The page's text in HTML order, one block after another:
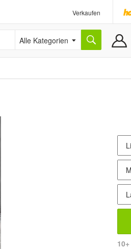
Verkaufen
Alle Kategorien
10+